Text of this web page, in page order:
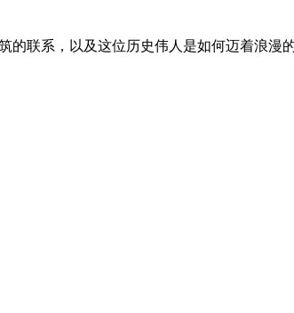
的联系，以及这位历史伟人是如何迈着浪漫